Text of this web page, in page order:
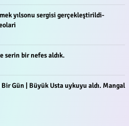
yılsonu sergisi gerçekleştirildi-
serin bir nefes aldık.
Gün | Büyük Usta uykuyu aldı. Mangal